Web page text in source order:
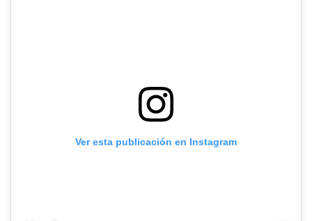
Ver esta publicación en Instagram